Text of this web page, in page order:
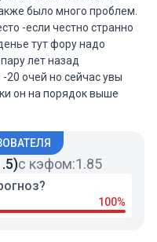
было много проблем.
-если честно странно
тут фору надо
лет назад
очей но сейчас увы
он на порядок выше
с кэфом:1.85
100%